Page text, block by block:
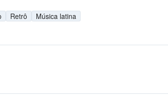
Retrô
Música latina